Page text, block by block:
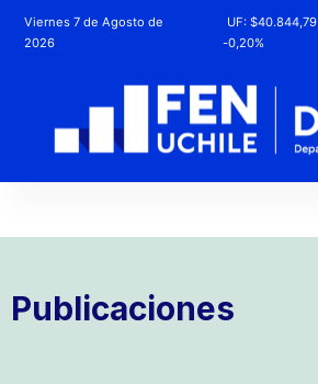
Viernes 7 de Agosto de
2026
UF: $40.844,79
-0,20%
Publicaciones